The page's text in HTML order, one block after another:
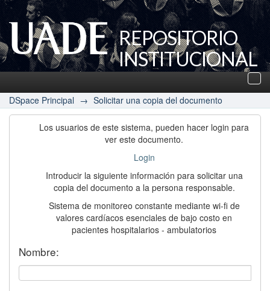
REPOSITORIO
INSTITUCIONAL
UADE
DSpace Principal → Solicitar una copia del documento
Los usuarios de este sistema, pueden hacer login para
ver este documento.
Login
Introducir la siguiente información para solicitar una
copia del documento a la persona responsable.
Sistema de monitoreo constante mediante wi-fi de
valores cardíacos esenciales de bajo costo en
pacientes hospitalarios - ambulatorios
Nombre: